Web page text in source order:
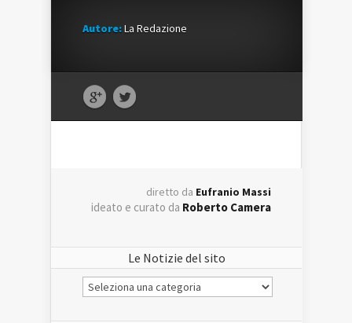
Autore:La Redazione
diretto da Eufranio Massi
ideato e curato da Roberto Camera
Le Notizie del sito
Le
Notizie